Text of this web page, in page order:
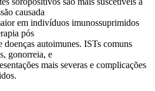
causada
em indivíduos imunossuprimidos
pós
doenças autoimunes. ISTs comuns
gonorreia, e
mais severas e complicações